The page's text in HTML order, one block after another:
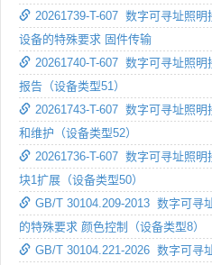
20261739-T-607 数字可寻址照
设备的特殊要求 固件传输
20261740-T-607 数字可寻址照
报告（设备类型51）
20261743-T-607 数字可寻址照
和维护（设备类型52）
20261736-T-607 数字可寻址照
块1扩展（设备类型50）
GB/T 30104.209-2013 数字可寻
的特殊要求 颜色控制（设备类型8）
GB/T 30104.221-2026 数字可寻